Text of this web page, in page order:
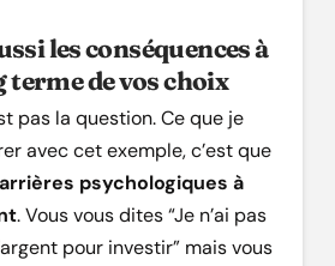
les conséquences à
de vos choix
pas la question. Ce que je
avec cet exemple, c’est que
psychologiques à
. Vous vous dites “Je n’ai pas
pour investir” mais vous